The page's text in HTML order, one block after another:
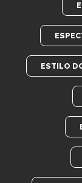
ESTILO